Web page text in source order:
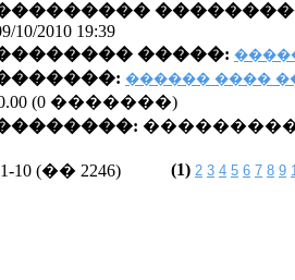
10/2010 19:39
�����:
������ ����
(0 �������)
(�� 2246) (1) 2 3 4 5 6 7 8 9